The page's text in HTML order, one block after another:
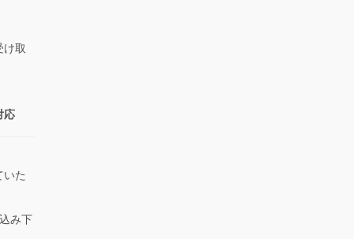
け取
応
いた
み下